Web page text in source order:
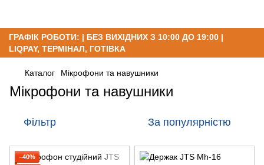
ГРАФІК РОБОТИ: | БЕЗ ВИХІДНИХ З 10:00 ДО 19:00 |
LIQPAY, ТЕРМІНАЛ, ГОТІВКА
Каталог Мікрофони та навушники
Мікрофони та навушники
Фільтр За популярністю
−40%